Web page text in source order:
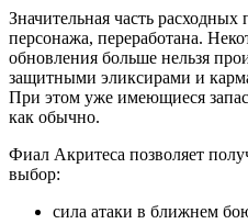
Значительная часть
персонажа, переработана.
обновления больше нельзя
защитными эликсирами и
При этом уже имеющиеся
как обычно.
Фиал Акритеса позволяет
выбор:
сила атаки в ближнем